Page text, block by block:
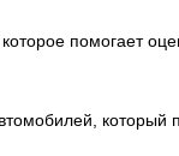
помогает
который